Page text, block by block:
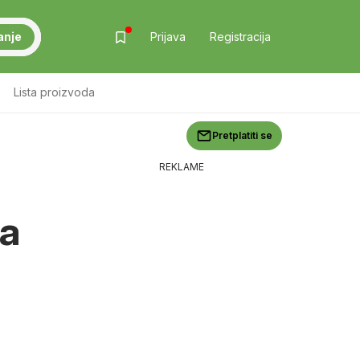
Prijava Registracija
Lista proizvoda
Pretplatiti se
REKLAME